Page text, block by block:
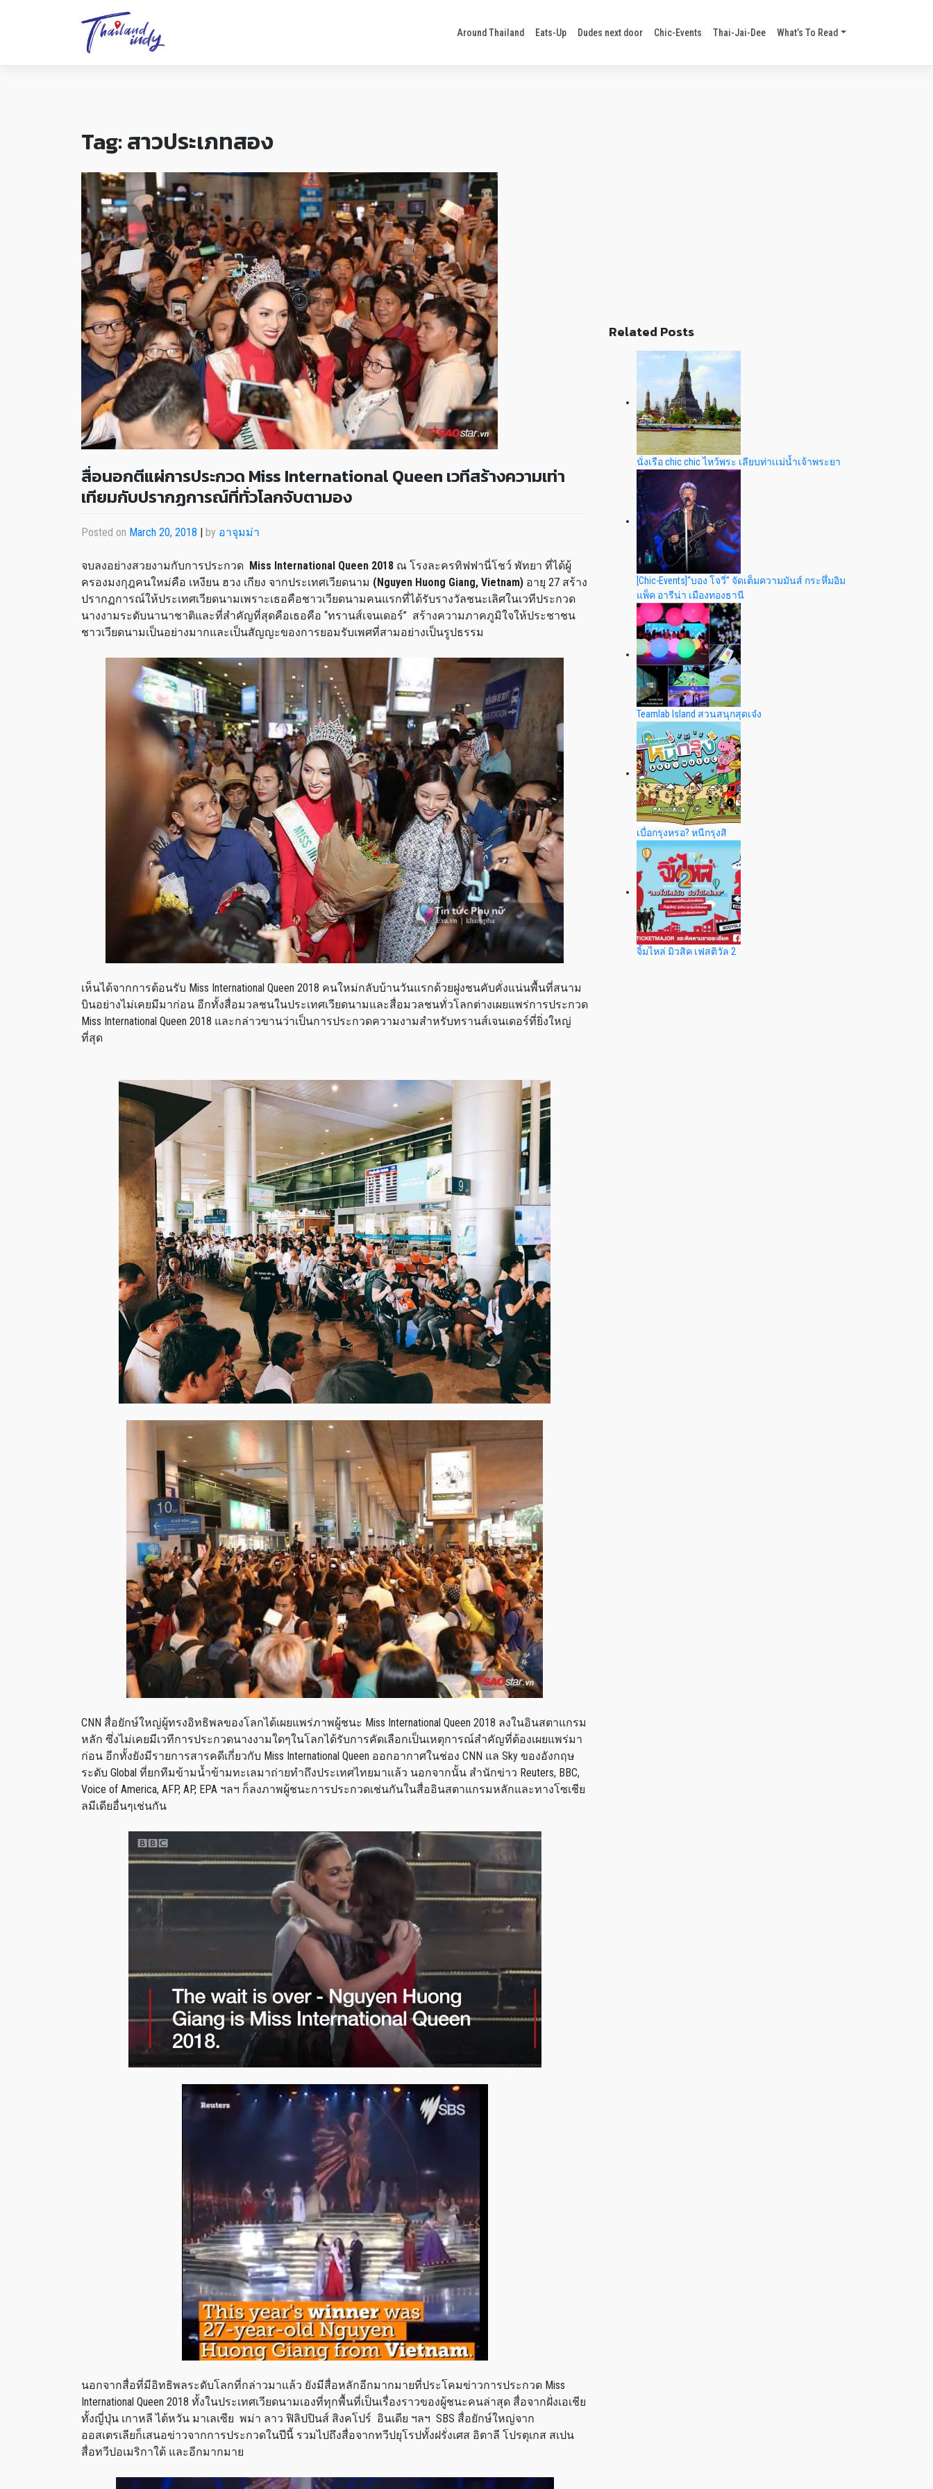
Around Thailand Eats-Up Dudes next door Chic-Events Thai-Jai-Dee What’s To Read
Tag:สาวประเภทสอง
สื่อนอกตีแผ่การประกวด Miss International Queen เวทีสร้างความเท่า
เทียมกับปรากฏการณ์ที่ทั่วโลกจับตามอง
Posted on March 20, 2018 | by อาจุมม่า
จบลงอย่างสวยงามกับการประกวด Miss International Queen 2018 ณ โรงละครทิฟฟานี่โชว์ พัทยา ที่ได้ผู้
ครองมงกุฎคนใหม่คือ เหงียน ฮวง เกียง จากประเทศเวียดนาม (Nguyen Huong Giang, Vietnam) อายุ 27 สร้าง
ปรากฏการณ์ให้ประเทศเวียดนามเพราะเธอคือชาวเวียดนามคนแรกที่ได้รับรางวัลชนะเลิศในเวทีประกวด
นางงามระดับนานาชาติและที่สำคัญที่สุดคือเธอคือ “ทรานส์เจนเดอร์” สร้างความภาคภูมิใจให้ประชาชน
ชาวเวียดนามเป็นอย่างมากและเป็นสัญญะของการยอมรับเพศที่สามอย่างเป็นรูปธรรม
เห็นได้จากการต้อนรับ Miss International Queen 2018 คนใหม่กลับบ้านวันแรกด้วยฝูงชนคับคั่งแน่นพื้นที่สนาม
บินอย่างไม่เคยมีมาก่อน อีกทั้งสื่อมวลชนในประเทศเวียดนามและสื่อมวลชนทั่วโลกต่างเผยแพร่การประกวด
Miss International Queen 2018 และกล่าวขานว่าเป็นการประกวดความงามสำหรับทรานส์เจนเดอร์ที่ยิ่งใหญ่
ที่สุด
CNN สื่อยักษ์ใหญ่ผู้ทรงอิทธิพลของโลกได้เผยแพร่ภาพผู้ชนะ Miss International Queen 2018 ลงในอินสตาแกรม
หลัก ซึ่งไม่เคยมีเวทีการประกวดนางงามใดๆในโลกได้รับการคัดเลือกเป็นเหตุการณ์สำคัญที่ต้องเผยแพร่มา
ก่อน อีกทั้งยังมีรายการสารคดีเกี่ยวกับ Miss International Queen ออกอากาศในช่อง CNN แล Sky ของอังกฤษ
ระดับ Global ที่ยกทีมข้ามน้ำข้ามทะเลมาถ่ายทำถึงประเทศไทยมาแล้ว นอกจากนั้น สำนักข่าว Reuters, BBC,
Voice of America, AFP, AP, EPA ฯลฯ ก็ลงภาพผู้ชนะการประกวดเช่นกันในสื่ออินสตาแกรมหลักและทางโซเชีย
ลมีเดียอื่นๆเช่นกัน
นอกจากสื่อที่มีอิทธิพลระดับโลกที่กล่าวมาแล้ว ยังมีสื่อหลักอีกมากมายที่ประโคมข่าวการประกวด Miss
International Queen 2018 ทั้งในประเทศเวียดนามเองที่ทุกพื้นที่เป็นเรื่องราวของผู้ชนะคนล่าสุด สื่อจากฝั่งเอเชีย
ทั้งญี่ปุ่น เกาหลี ไต้หวัน มาเลเซีย พม่า ลาว ฟิลิปปินส์ สิงคโปร์ อินเดีย ฯลฯ SBS สื่อยักษ์ใหญ่จาก
ออสเตรเลียก็เสนอข่าวจากการประกวดในปีนี้ รวมไปถึงสื่อจากทวีปยุโรปทั้งฝรั่งเศส อิตาลี โปรตุเกส สเปน
สื่อทวีปอเมริกาใต้ และอีกมากมาย
Related Posts
นั่งเรือ chic chic ไหว้พระ เลียบท่าเเม่น้ำเจ้าพระยา
[Chic-Events]“บอง โจวี่” จัดเต็มความมันส์ กระหึ่มอิม
แพ็ค อารีน่า เมืองทองธานี
Teamlab Island สวนสนุกสุดเจ๋ง
เบื่อกรุงหรอ? หนีกรุงสิ
จิ้มไหล่ มิวสิค เฟสติวัล 2